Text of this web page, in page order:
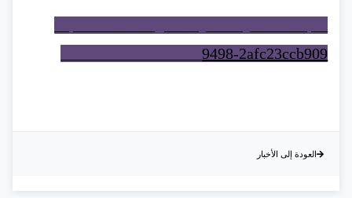
id=af304067-b119-443c-9498-2afc23ccb909
العودة إلى الأخبار